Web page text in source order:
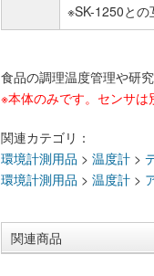
※SK-1250と
食品の調理温度管理や研
※本体のみです。センサ
関連カテゴリ：
環境計測用品 > 温度計 >
環境計測用品 > 温度計 >
関連商品